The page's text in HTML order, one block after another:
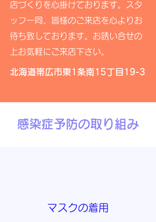
店づくりを心掛けております。スタ
ッフ一同、皆様のご来店を心よりお
待ち致しております。お誘い合せの
上お気軽にご来店下さい。
北海道帯広市東1条南15丁目19-3
​感染症予防の取り組み
マスクの着用